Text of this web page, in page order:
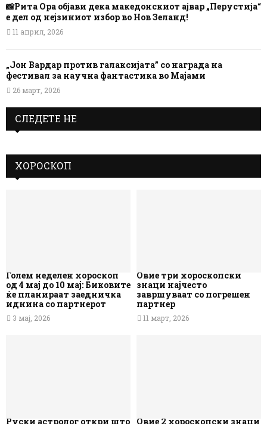
📸Рита Ора објави дека македонскиот ајвар „Перустија“
е дел од нејзиниот избор во Нов Зеланд!
11 април, 2026
„Јон Вардар против галаксијата” со награда на
фестивал за научна фантастика во Мајами
26 март, 2026
СЛЕДЕТЕ НЕ
ХОРОСКОП
Голем неделен хороскоп
од 4 мај до 10 мај: Биковите
ќе планираат заедничка
иднина со партнерот
3 мај, 2026
Овие три хороскопски
знаци најчесто
завршуваат со погрешен
партнер
11 март, 2026
Руски астролог откри што
Овие 2 хороскопски знаци